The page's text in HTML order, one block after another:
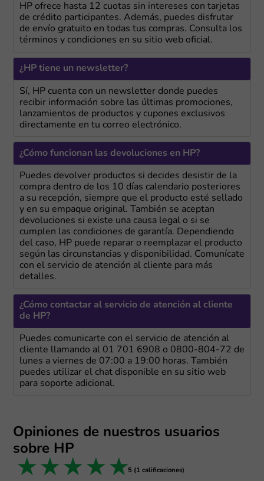
HP ofrece hasta 12 cuotas sin intereses con tarjetas
de crédito participantes. Además, puedes disfrutar
de envío gratuito en todas tus compras. Consulta los
términos y condiciones en su sitio web oficial.
¿HP tiene un newsletter?
Sí, HP cuenta con un newsletter donde puedes
recibir información sobre las últimas promociones,
lanzamientos de productos y cupones exclusivos
directamente en tu correo electrónico.
¿Cómo funcionan las devoluciones en HP?
Puedes devolver productos si decides desistir de la
compra dentro de los 10 días calendario posteriores
a su recepción, siempre que el producto esté sellado
y en su empaque original. También se aceptan
devoluciones si existe una causa legal o si se
cumplen las condiciones de garantía. Dependiendo
del caso, HP puede reparar o reemplazar el producto
según las circunstancias y disponibilidad. Comunícate
con el servicio de atención al cliente para más
detalles.
¿Cómo contactar al servicio de atención al cliente
de HP?
Puedes comunicarte con el servicio de atención al
cliente llamando al 01 701 6908 o 0800-804-72 de
lunes a viernes de 07:00 a 19:00 horas. También
puedes utilizar el chat disponible en su sitio web
para soporte adicional.
Opiniones de nuestros usuarios
sobre HP
5 stars
4 stars
3 stars
2 stars
1 star 5 (1 calificaciones)